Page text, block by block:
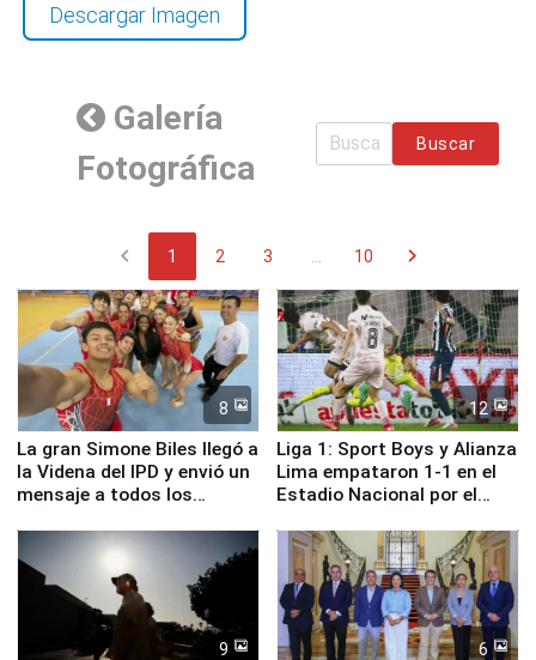
Descargar Imagen
Galería
Fotográfica
Buscar
chevron_left 1 2 3 10 chevron_right
8
La gran Simone Biles llegó a
la Videna del IPD y envió un
mensaje a todos los
12
Liga 1: Sport Boys y Alianza
Lima empataron 1-1 en el
Estadio Nacional por el
9 6